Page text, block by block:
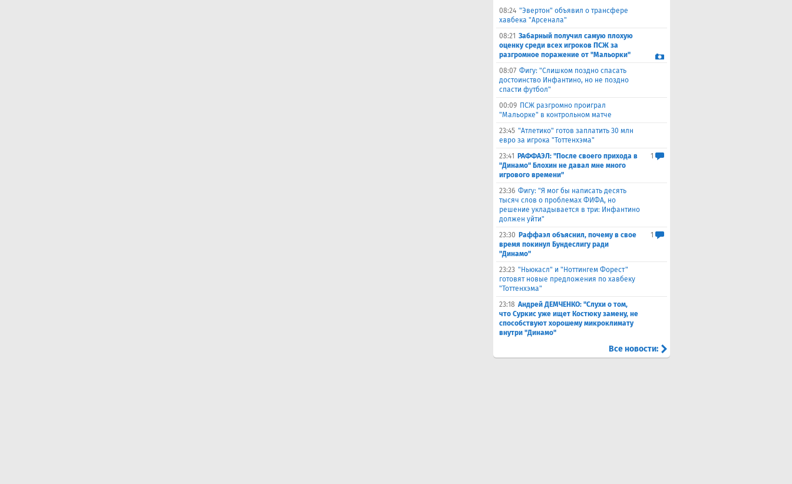
08:24 "Эвертон" объявил о трансфере
хавбека "Арсенала"
08:21 Забарный получил самую плохую
оценку среди всех игроков ПСЖ за
разгромное поражение от "Мальорки"
08:07 Фигу: "Слишком поздно спасать
достоинство Инфантино, но не поздно
спасти футбол"
00:09 ПСЖ разгромно проиграл
"Мальорке" в контрольном матче
23:45 "Атлетико" готов заплатить 30 млн
евро за игрока "Тоттенхэма"
23:41
РАФФАЭЛ: "После своего прихода в
"Динамо" Блохин не давал мне много
игрового времени"
1
23:36 Фигу: "Я мог бы написать десять
тысяч слов о проблемах ФИФА, но
решение укладывается в три: Инфантино
должен уйти"
23:30 Раффаэл объяснил, почему в свое
время покинул Бундеслигу ради
"Динамо"
1
23:23 "Ньюкасл" и "Ноттингем Форест"
готовят новые предложения по хавбеку
"Тоттенхэма"
23:18 Андрей ДЕМЧЕНКО: "Слухи о том,
что Суркис уже ищет Костюку замену, не
способствуют хорошему микроклимату
внутри "Динамо"
Все новости: